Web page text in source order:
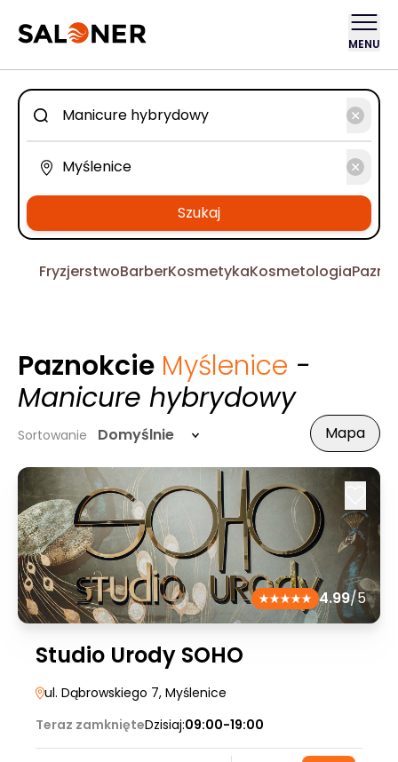
MENU
Szukaj
FryzjerstwoBarberKosmetykaKosmetologia
Paznokcie Myślenice -
Manicure hybrydowy
Sortowanie Domyślnie Mapa
4.99/5
Studio Urody SOHO
ul. Dąbrowskiego 7, Myślenice
Teraz zamknięteDzisiaj:09:00-19:00